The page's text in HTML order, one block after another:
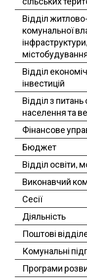
Відділ
комунальної
Відділ
інвестицій
Відділ з
населення та
Фінансове
Бюджет
Відділ освіти,
Виконавчий
Сесії
Діяльність
Поштові
Комунальні
Програми